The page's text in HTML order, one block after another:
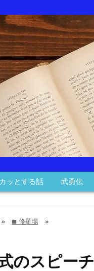
ッとする話 武勇伝
» folder 修羅場 »
のスピー